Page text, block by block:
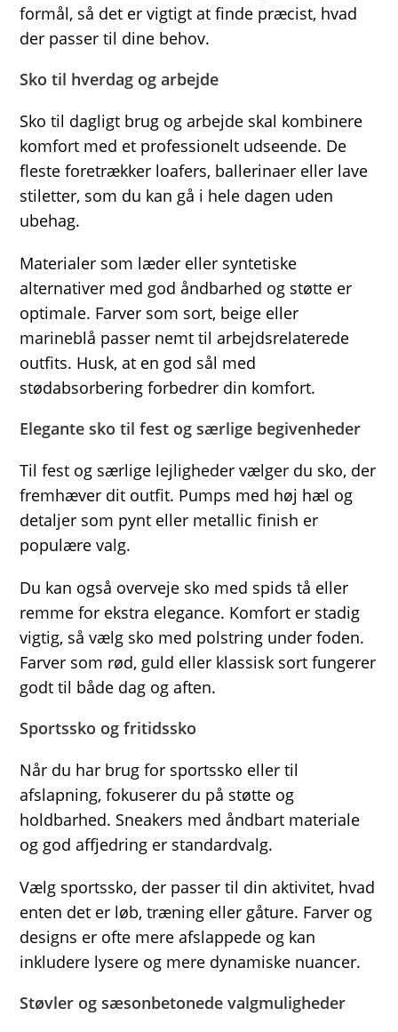
formål, så det er vigtigt at finde præcist, hvad
der passer til dine behov.
Sko til hverdag og arbejde
Sko til dagligt brug og arbejde skal kombinere
komfort med et professionelt udseende. De
fleste foretrækker loafers, ballerinaer eller lave
stiletter, som du kan gå i hele dagen uden
ubehag.
Materialer som læder eller syntetiske
alternativer med god åndbarhed og støtte er
optimale. Farver som sort, beige eller
marineblå passer nemt til arbejdsrelaterede
outfits. Husk, at en god sål med
stødabsorbering forbedrer din komfort.
Elegante sko til fest og særlige begivenheder
Til fest og særlige lejligheder vælger du sko, der
fremhæver dit outfit. Pumps med høj hæl og
detaljer som pynt eller metallic finish er
populære valg.
Du kan også overveje sko med spids tå eller
remme for ekstra elegance. Komfort er stadig
vigtig, så vælg sko med polstring under foden.
Farver som rød, guld eller klassisk sort fungerer
godt til både dag og aften.
Sportssko og fritidssko
Når du har brug for sportssko eller til
afslapning, fokuserer du på støtte og
holdbarhed. Sneakers med åndbart materiale
og god affjedring er standardvalg.
Vælg sportssko, der passer til din aktivitet, hvad
enten det er løb, træning eller gåture. Farver og
designs er ofte mere afslappede og kan
inkludere lysere og mere dynamiske nuancer.
Støvler og sæsonbetonede valgmuligheder